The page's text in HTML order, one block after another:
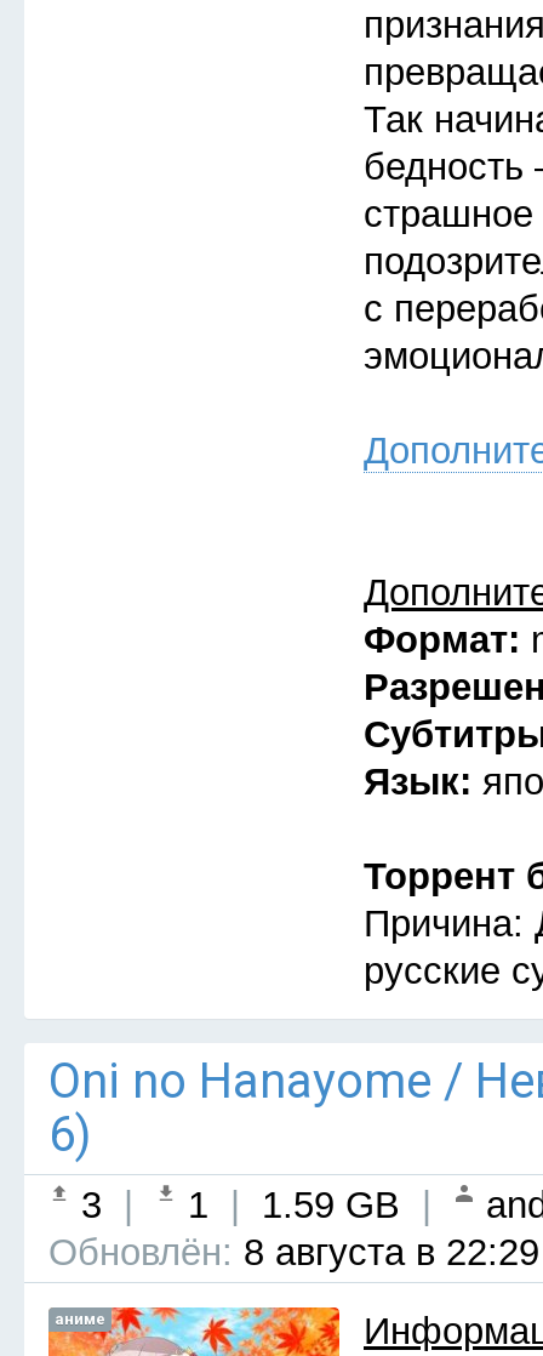
Так
с
Формат:
Язык:
Торрент
Причина:
русские
Oni no Hanayome /
6)
3 1 1.59 GB
Обновлён: 8 августа в 22:29
аниме